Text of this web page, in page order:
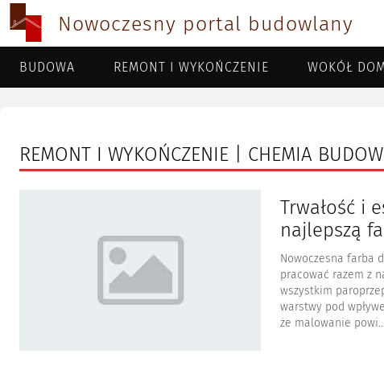
Nowoczesny portal budowlany
BUDOWA REMONT I WYKOŃCZENIE WOKÓŁ
REMONT I WYKOŃCZENIE | CHEMIA
Trwałość i
najlepszą
Nowoczesna farba
pracować razem z
wszystkim
warstwy pod
że malowanie powi...